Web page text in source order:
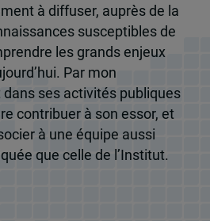
à diffuser, auprès de la
susceptibles de
les grands enjeux
Par mon
ses activités publiques
contribuer à son essor, et
à une équipe aussi
que celle de l’Institut.